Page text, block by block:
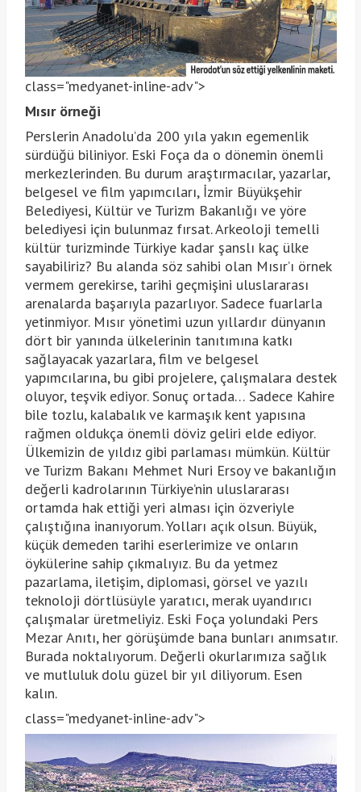
class="medyanet-inline-adv">
Mısır örneği
Perslerin Anadolu’da 200 yıla yakın egemenlik
sürdüğü biliniyor. Eski Foça da o dönemin önemli
merkezlerinden. Bu durum araştırmacılar, yazarlar,
belgesel ve film yapımcıları, İzmir Büyükşehir
Belediyesi, Kültür ve Turizm Bakanlığı ve yöre
belediyesi için bulunmaz fırsat. Arkeoloji temelli
kültür turizminde Türkiye kadar şanslı kaç ülke
sayabiliriz? Bu alanda söz sahibi olan Mısır’ı örnek
vermem gerekirse, tarihi geçmişini uluslararası
arenalarda başarıyla pazarlıyor. Sadece fuarlarla
yetinmiyor. Mısır yönetimi uzun yıllardır dünyanın
dört bir yanında ülkelerinin tanıtımına katkı
sağlayacak yazarlara, film ve belgesel
yapımcılarına, bu gibi projelere, çalışmalara destek
oluyor, teşvik ediyor. Sonuç ortada… Sadece Kahire
bile tozlu, kalabalık ve karmaşık kent yapısına
rağmen oldukça önemli döviz geliri elde ediyor.
Ülkemizin de yıldız gibi parlaması mümkün. Kültür
ve Turizm Bakanı Mehmet Nuri Ersoy ve bakanlığın
değerli kadrolarının Türkiye’nin uluslararası
ortamda hak ettiği yeri alması için özveriyle
çalıştığına inanıyorum. Yolları açık olsun. Büyük,
küçük demeden tarihi eserlerimize ve onların
öykülerine sahip çıkmalıyız. Bu da yetmez
pazarlama, iletişim, diplomasi, görsel ve yazılı
teknoloji dörtlüsüyle yaratıcı, merak uyandırıcı
çalışmalar üretmeliyiz. Eski Foça yolundaki Pers
Mezar Anıtı, her görüşümde bana bunları anımsatır.
Burada noktalıyorum. Değerli okurlarımıza sağlık
ve mutluluk dolu güzel bir yıl diliyorum. Esen
kalın.
class="medyanet-inline-adv">